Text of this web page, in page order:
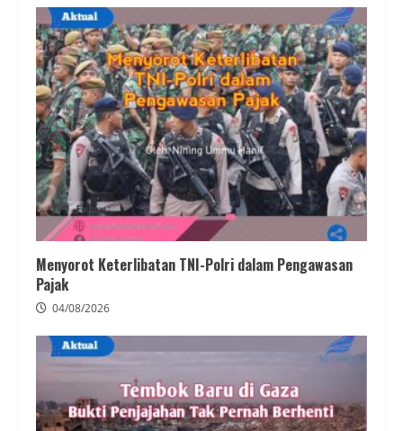
Menyorot Keterlibatan TNI-Polri dalam Pengawasan
Pajak
04/08/2026